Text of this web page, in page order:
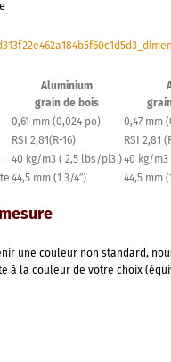
Aluminium
grain de bois
0,61 mm (0,024 po)
0,47 mm
RSI 2,81(R-16)
RSI 2,81
40 kg/m3 ( 2,5 lbs/pi3 ) 40 kg/
44,5 mm (1 3/4″) 44,5 mm
une couleur non standard,
à la couleur de votre choix